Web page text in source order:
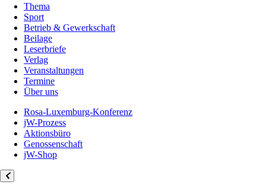
Thema
Sport
Betrieb & Gewerkschaft
Beilage
Leserbriefe
Verlag
Veranstaltungen
Termine
Über uns
Rosa-Luxemburg-Konferenz
jW-Prozess
Aktionsbüro
Genossenschaft
jW-Shop